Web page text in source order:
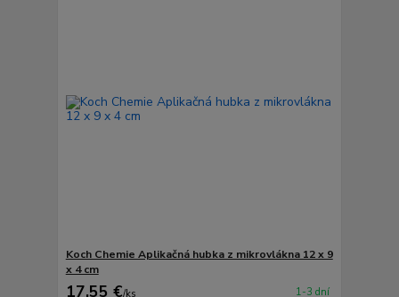
Koch Chemie Aplikačná hubka z mikrovlákna 12 x 9
x 4 cm
17,55 €/ks 1-3 dní